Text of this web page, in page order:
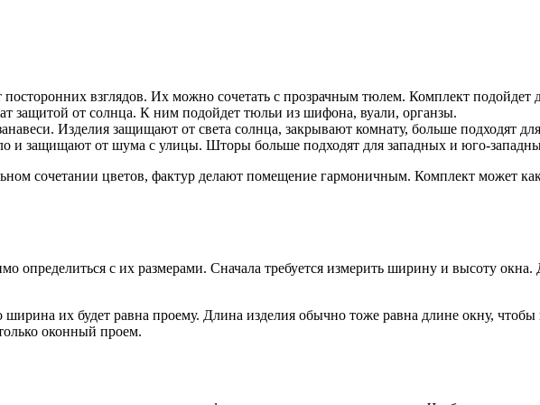
взглядов. Их можно сочетать с прозрачным тюлем. Комплект подойдет
защитой от солнца. К ним подойдет тюльи из шифона, вуали, органзы.
Изделия защищают от света солнца, закрывают комнату, больше подходят
и защищают от шума с улицы. Шторы больше подходят для западных и юго-
сочетании цветов, фактур делают помещение гармоничным. Комплект может как
с их размерами. Сначала требуется измерить ширину и высоту окна.
их будет равна проему. Длина изделия обычно тоже равна длине окну,
оконный проем.